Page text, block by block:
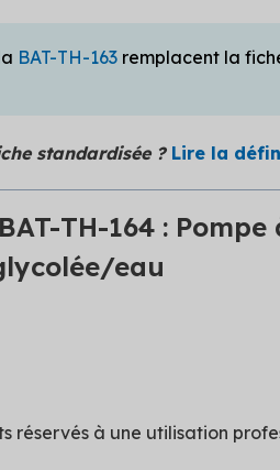
BAT-TH-163remplacent la
standardisée ? Lire la
TH-164 :
eau
réservés à une utilisation